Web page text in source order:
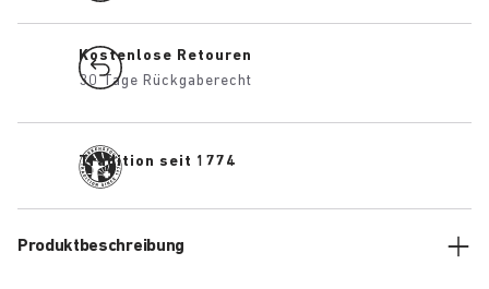
Kostenlose Retouren
30 Tage Rückgaberecht
Tradition seit 1774
Produktbeschreibung